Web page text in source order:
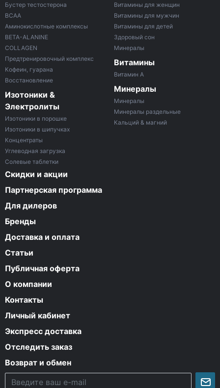
Бустер тестостерона
ВСАА
Аминокислотные комплексы
BETA-ALANINE
COLLAGEN
Предтренировочный комплекс
Кофеин, гуарана
Восстановление
Изотоники &
Электролиты
Изотоники в порошке
Изотоники в шипучках
Концентраты
Углеводная загрузка
Солевые таблетки
Витамины для женщин
Витамины для мужчин
Витамины для детей
Здоровый сон
Минералы
Витамины
Витамин A
Минералы
Минералы
Минералы раздельные
Кальций & магний
Скидки и акции
Партнерская программа
Для дилеров
Бренды
Доставка и оплата
Статьи
Публичная оферта
О компании
Контакты
Личный кабинет
Экспресс доставка
Отследить заказ
Возврат и обмен